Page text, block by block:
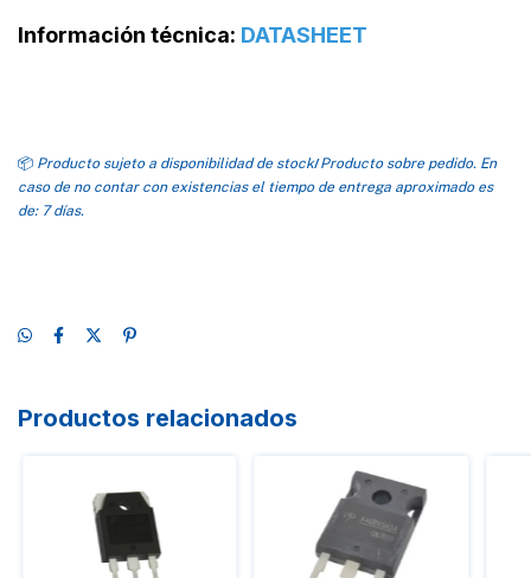
Información técnica: DATASHEET
📦 Producto sujeto a disponibilidad de stock/Producto sobre pedido. En
caso de no contar con existencias el tiempo de entrega aproximado es
de: 7 días.
Productos relacionados